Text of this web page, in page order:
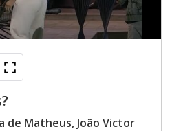
de Matheus, João Victor